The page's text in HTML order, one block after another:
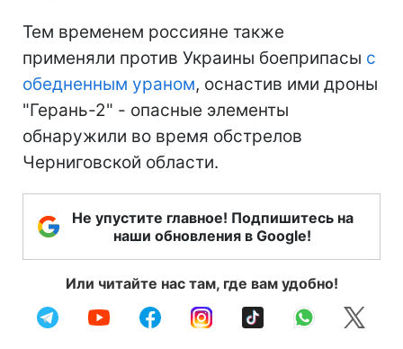
Тем временем россияне также
применяли против Украины боеприпасы с
обедненным ураном, оснастив ими дроны
"Герань-2" - опасные элементы
обнаружили во время обстрелов
Черниговской области.
Не упустите главное! Подпишитесь на
наши обновления в Google!
Или читайте нас там, где вам удобно!